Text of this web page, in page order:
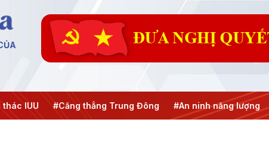
#Căng thẳng Trung Đông #An ninh năng lượng #Bảo vệ